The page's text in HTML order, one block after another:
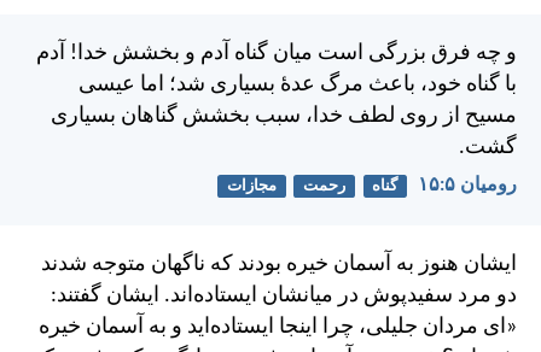
و چه فرق بزرگی است ميان گناه آدم و بخشش خدا! آدم
با گناه خود، باعث مرگ عدهٔ بسياری شد؛ اما عيسی
مسيح از روی لطف خدا، سبب بخشش گناهان بسياری
گشت.
رومیان ۵:‏۱۵ گناه رحمت مجازات
ايشان هنوز به آسمان خيره بودند كه ناگهان متوجه شدند
دو مرد سفيدپوش در ميانشان ايستاده‌اند. ايشان گفتند:
«ای مردان جليلی، چرا اينجا ايستاده‌ايد و به آسمان خيره